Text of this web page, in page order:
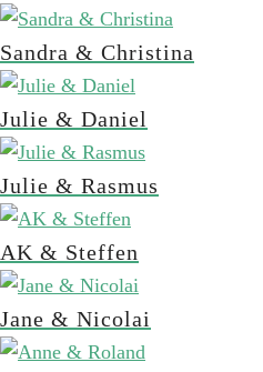
Sandra & Christina
Julie & Daniel
Julie & Rasmus
AK & Steffen
Jane & Nicolai